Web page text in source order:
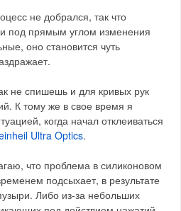
не добрался, так что
под прямым углом изменения
оно становится чуть
не спишешь и для кривых рук
К тому же в свое время я
когда начал отклеиваться
Ultra Optics.
что проблема в силиконовом
подсыхает, в результате
Либо из-за небольших